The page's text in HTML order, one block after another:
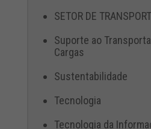
SETOR DE
Suporte ao
Cargas
Sustentabilidade
Tecnologia
Tecnologia da